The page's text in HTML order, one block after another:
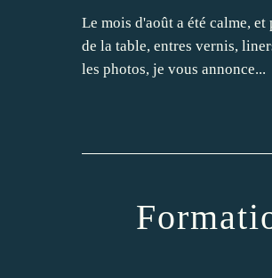
Le mois d'août a été calme,
de la table, entres vernis,
les photos, je vous annonce...